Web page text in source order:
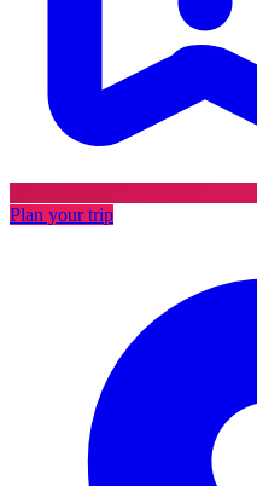
Plan your trip